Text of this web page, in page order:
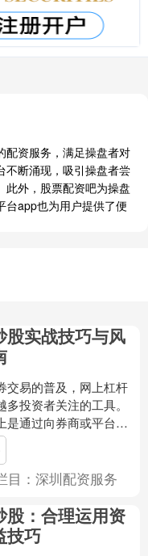
配资服务，满足操盘者对
不断涌现，吸引操盘者尝
此外，股票配资吧为操盘
台app也为用户提供了便
股实战技巧与风
交易的普及，网上杠杆
投资者关注的工具。
是通过向券商或平台借
收益的操作方式。然
伴随着高风....
目：深圳配资服务
股：合理运用资
技巧